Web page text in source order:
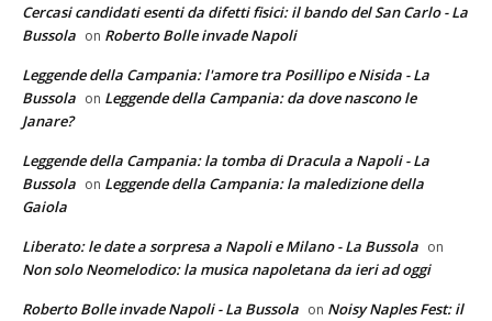
Cercasi candidati esenti da difetti fisici: il bando del San Carlo - La
Bussola on Roberto Bolle invade Napoli
Leggende della Campania: l'amore tra Posillipo e Nisida - La
Bussola on Leggende della Campania: da dove nascono le
Janare?
Leggende della Campania: la tomba di Dracula a Napoli - La
Bussola on Leggende della Campania: la maledizione della
Gaiola
Liberato: le date a sorpresa a Napoli e Milano - La Bussola on
Non solo Neomelodico: la musica napoletana da ieri ad oggi
Roberto Bolle invade Napoli - La Bussola on Noisy Naples Fest: il